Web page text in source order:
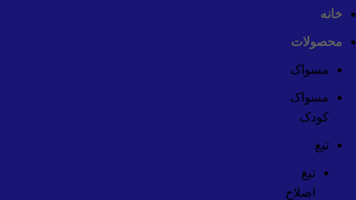
خانه
محصولات
مسواک
مسواک
کودک
تیغ
تیغ
اصلاح
جست و جو
شروع به تایپ کردن برای دیدن پستهایی که دنبال آن هستید.